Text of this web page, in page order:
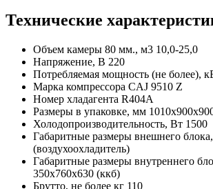
Технические
Объем камеры 80 мм., м3 10,0-25,0
Напряжение, В 220
Потребляемая мощность (не более),
Марка компрессора CAJ 9510 Z
Номер хладагента R404A
Размеры в упаковке, мм
Холодопроизводительность, Вт 1500
Габаритные размеры внешнего
(воздухоохладитель)
Габаритные размеры внутреннего
350х760х630 (ккб)
Брутто, не более кг 110